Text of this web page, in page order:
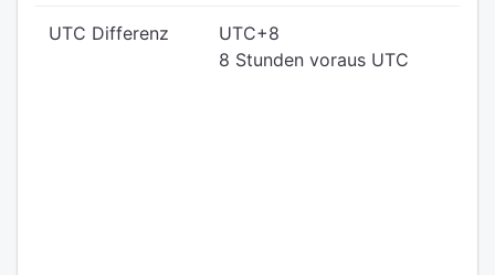
UTC Differenz
UTC+8
8 Stunden voraus UTC